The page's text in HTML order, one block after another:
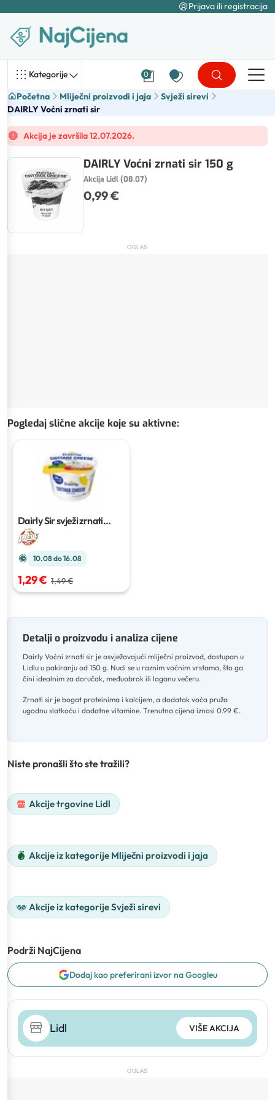
Prijava ili registracija
Kategorije 0
Početna Mliječni proizvodi i jaja
Svježi sirevi
DAIRLY Voćni zrnati sir
Akcija je završila 12.07.2026.
DAIRLY Voćni zrnati sir 150 g
Akcija Lidl (08.07)
0,99 €
OGLAS
Pogledaj slične akcije koje su aktivne:
Dairly Sir svježi zrnati
200g
10.08 do 16.08
1,29 € 1,49 €
Detalji o proizvodu i analiza cijene
Dairly Voćni zrnati sir je osvježavajući mliječni proizvod, dostupan u
Lidlu u pakiranju od 150 g. Nudi se u raznim voćnim vrstama, što ga
čini idealnim za doručak, međuobrok ili laganu večeru.
Zrnati sir je bogat proteinima i kalcijem, a dodatak voća pruža
ugodnu slatkoću i dodatne vitamine. Trenutna cijena iznosi 0.99 €.
Niste pronašli što ste tražili?
Akcije trgovine Lidl
Akcije iz kategorije Mliječni proizvodi i jaja
Akcije iz kategorije Svježi sirevi
Podrži NajCijena
Dodaj kao preferirani izvor na Googleu
Lidl VIŠE AKCIJA
OGLAS